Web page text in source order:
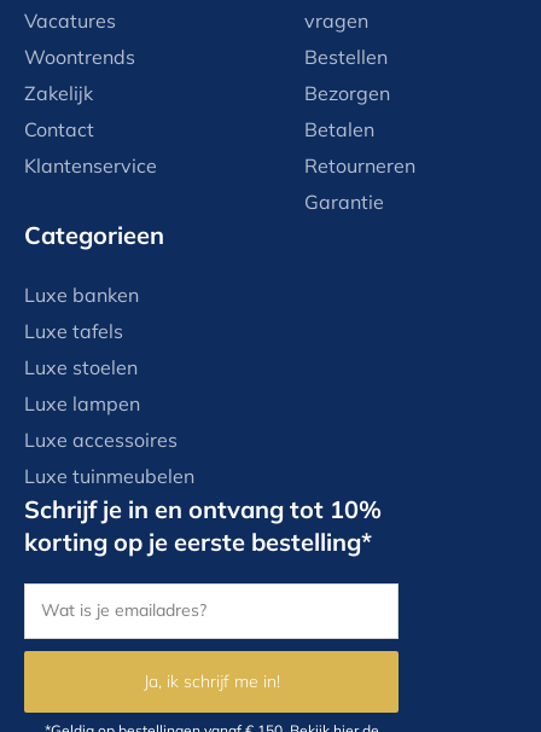
Vacatures
Woontrends
Zakelijk
Contact
Klantenservice
vragen
Bestellen
Bezorgen
Betalen
Retourneren
Garantie
Categorieen
Luxe banken
Luxe tafels
Luxe stoelen
Luxe lampen
Luxe accessoires
Luxe tuinmeubelen
Schrijf je in en ontvang tot 10%
korting op je eerste bestelling*
Ja, ik schrijf me in!